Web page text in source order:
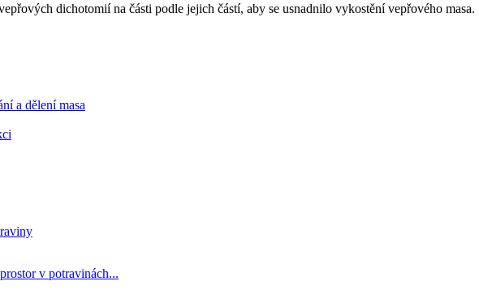
dichotomií na části podle jejich částí, aby se usnadnilo vykostění vepřového masa.
a dělení masa
v potravinách...